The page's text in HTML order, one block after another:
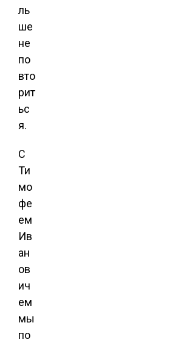
ль
ше
не
по
вто
рит
ьс
я.
С
Ти
мо
фе
ем
Ив
ан
ов
ич
ем
мы
по